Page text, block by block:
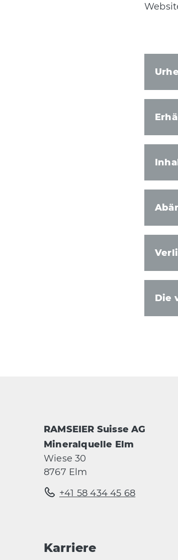
Die
RAMSEIER Suisse AG
Mineralquelle Elm
Wiese 30
8767 Elm
+41 58 434 45 68
Karriere